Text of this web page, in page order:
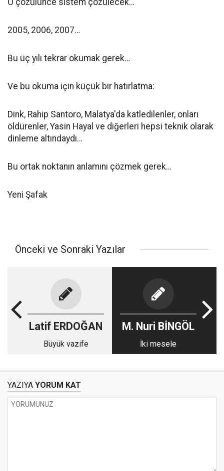
O çözülünce sistem çözülecek…
2005, 2006, 2007…
Bu üç yılı tekrar okumak gerek…
Ve bu okuma için küçük bir hatırlatma:
Dink, Rahip Santoro, Malatya'da katledilenler, onları
öldürenler, Yasin Hayal ve diğerleri hepsi teknik olarak
dinleme altındaydı…
Bu ortak noktanın anlamını çözmek gerek…
Yeni Şafak
Önceki ve Sonraki Yazılar
Latif ERDOĞAN
Büyük vazife
M. Nuri BİNGÖL
İki mesele
YAZIYA YORUM KAT